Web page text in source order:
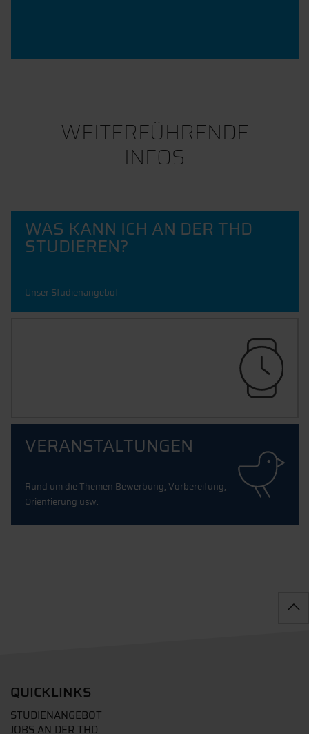
WEITERFÜHRENDE
INFOS
WAS KANN ICH AN DER THD
STUDIEREN?
Unser Studienangebot
VERANSTALTUNGEN
Rund um die Themen Bewerbung, Vorbereitung,
Orientierung usw.
QUICKLINKS
STUDIENANGEBOT
JOBS AN DER THD